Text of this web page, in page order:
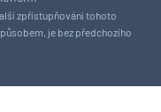
zpřístupňování tohoto
je bez předchozího